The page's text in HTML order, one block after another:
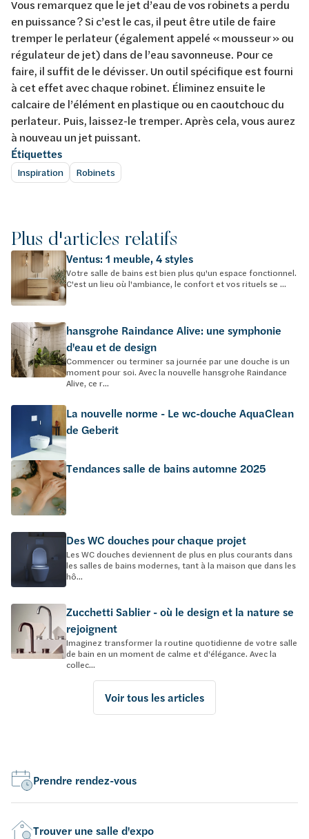
Vous remarquez que le jet d’eau de vos robinets a perdu
en puissance ? Si c’est le cas, il peut être utile de faire
tremper le perlateur (également appelé « mousseur » ou
régulateur de jet) dans de l’eau savonneuse. Pour ce
faire, il suffit de le dévisser. Un outil spécifique est fourni
à cet effet avec chaque robinet. Éliminez ensuite le
calcaire de l’élément en plastique ou en caoutchouc du
perlateur. Puis, laissez-le tremper. Après cela, vous aurez
à nouveau un jet puissant.
Étiquettes
Inspiration Robinets
Plus d'articles relatifs
Ventus: 1 meuble, 4 styles
Votre salle de bains est bien plus qu'un espace fonctionnel.
C'est un lieu où l'ambiance, le confort et vos rituels se ...
hansgrohe Raindance Alive: une symphonie
d'eau et de design
Commencer ou terminer sa journée par une douche is un
moment pour soi. Avec la nouvelle hansgrohe Raindance
Alive, ce r...
La nouvelle norme - Le wc-douche AquaClean
de Geberit
Tendances salle de bains automne 2025
Des WC douches pour chaque projet
Les WC douches deviennent de plus en plus courants dans
les salles de bains modernes, tant à la maison que dans les
hô...
Zucchetti Sablier - où le design et la nature se
rejoignent
Imaginez transformer la routine quotidienne de votre salle
de bain en un moment de calme et d'élégance. Avec la
collec...
Voir tous les articles
Prendre rendez-vous
Trouver une salle d'expo